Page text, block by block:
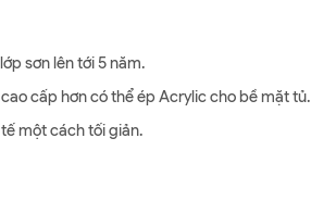
sơn lên tới 5 năm.
cấp hơn có thể ép Acrylic cho bề mặt tủ.
một cách tối giản.